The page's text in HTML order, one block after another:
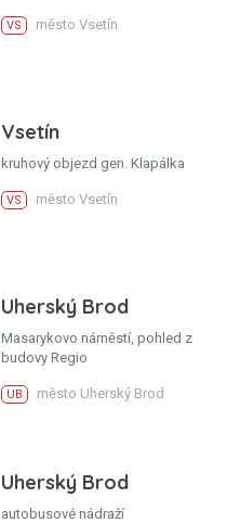
VS město Vsetín
Vsetín
kruhový objezd gen. Klapálka
VS město Vsetín
Uherský Brod
Masarykovo náměstí, pohled z
budovy Regio
UB město Uherský Brod
Uherský Brod
autobusové nádraží